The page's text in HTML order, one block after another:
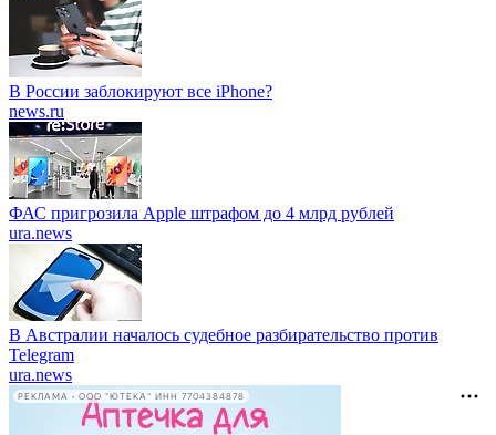
В России заблокируют все iPhone?
news.ru
ФАС пригрозила Apple штрафом до 4 млрд рублей
ura.news
В Австралии началось судебное разбирательство против
Telegram
ura.news
РЕКЛАМА • ООО "ЮТЕКА" ИНН 7704384878